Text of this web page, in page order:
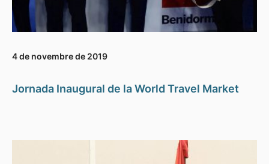
4 de novembre de 2019
Jornada Inaugural de la World Travel Market